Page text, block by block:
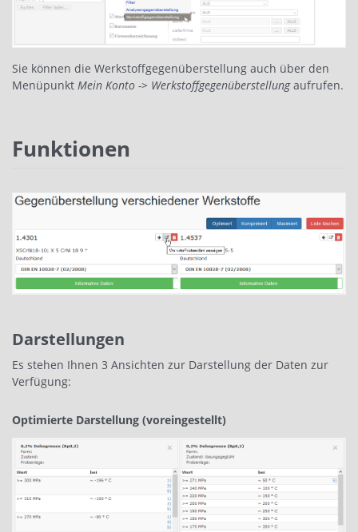
Sie können die Werkstoffgegenüberstellung auch über den
Menüpunkt Mein Konto -> Werkstoffgegenüberstellungaufrufen.
Funktionen
Darstellungen
Es stehen Ihnen 3 Ansichten zur Darstellung der Daten zur
Verfügung:
Optimierte Darstellung (voreingestellt)